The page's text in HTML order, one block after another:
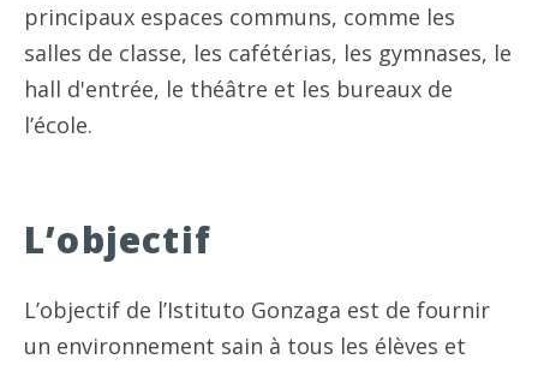
principaux espaces communs, comme les
salles de classe, les cafétérias, les gymnases, le
hall d'entrée, le théâtre et les bureaux de
l’école.
L’objectif
L’objectif de l’Istituto Gonzaga est de fournir
un environnement sain à tous les élèves et